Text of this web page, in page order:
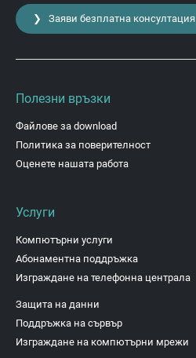
❯ Заяви безплатна консултация
Полезни връзки
Файлове за download
Политика за поверителност
Оценете нашата работа
Услуги
Компютърни услуги
Абонаментна поддръжка
Изграждане на телефонна централа
Защита на данни
Поддръжка на сървър
Изграждане на компютърни мрежи